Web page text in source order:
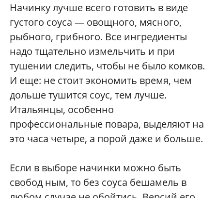
Начинку лучше всего готовить в виде
густого соуса — овощного, мясного,
рыбного, грибного. Все ингредиенты
надо тщательно измельчить и при
тушении следить, чтобы не было комков.
И еще: не стоит экономить время, чем
дольше тушится соус, тем лучше.
Итальянцы, особенно
профессиональные повара, выделяют на
это часа четыре, а порой даже и больше.
Если в выборе начинки можно быть
свобод ным, то без соуса бешамель в